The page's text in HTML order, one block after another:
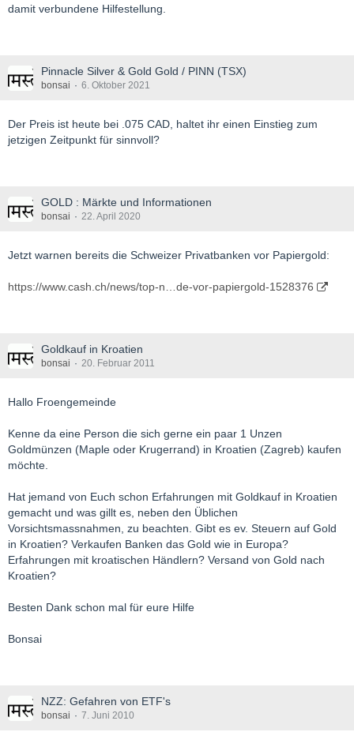
damit verbundene Hilfestellung.
Pinnacle Silver & Gold Gold / PINN (TSX)
bonsai 6. Oktober 2021
Der Preis ist heute bei .075 CAD, haltet ihr einen Einstieg zum
jetzigen Zeitpunkt für sinnvoll?
GOLD : Märkte und Informationen
bonsai 22. April 2020
Jetzt warnen bereits die Schweizer Privatbanken vor Papiergold:
https://www.cash.ch/news/top-n…de-vor-papiergold-1528376
Goldkauf in Kroatien
bonsai 20. Februar 2011
Hallo Froengemeinde
Kenne da eine Person die sich gerne ein paar 1 Unzen
Goldmünzen (Maple oder Krugerrand) in Kroatien (Zagreb) kaufen
möchte.
Hat jemand von Euch schon Erfahrungen mit Goldkauf in Kroatien
gemacht und was gillt es, neben den Üblichen
Vorsichtsmassnahmen, zu beachten. Gibt es ev. Steuern auf Gold
in Kroatien? Verkaufen Banken das Gold wie in Europa?
Erfahrungen mit kroatischen Händlern? Versand von Gold nach
Kroatien?
Besten Dank schon mal für eure Hilfe
Bonsai
NZZ: Gefahren von ETF's
bonsai 7. Juni 2010